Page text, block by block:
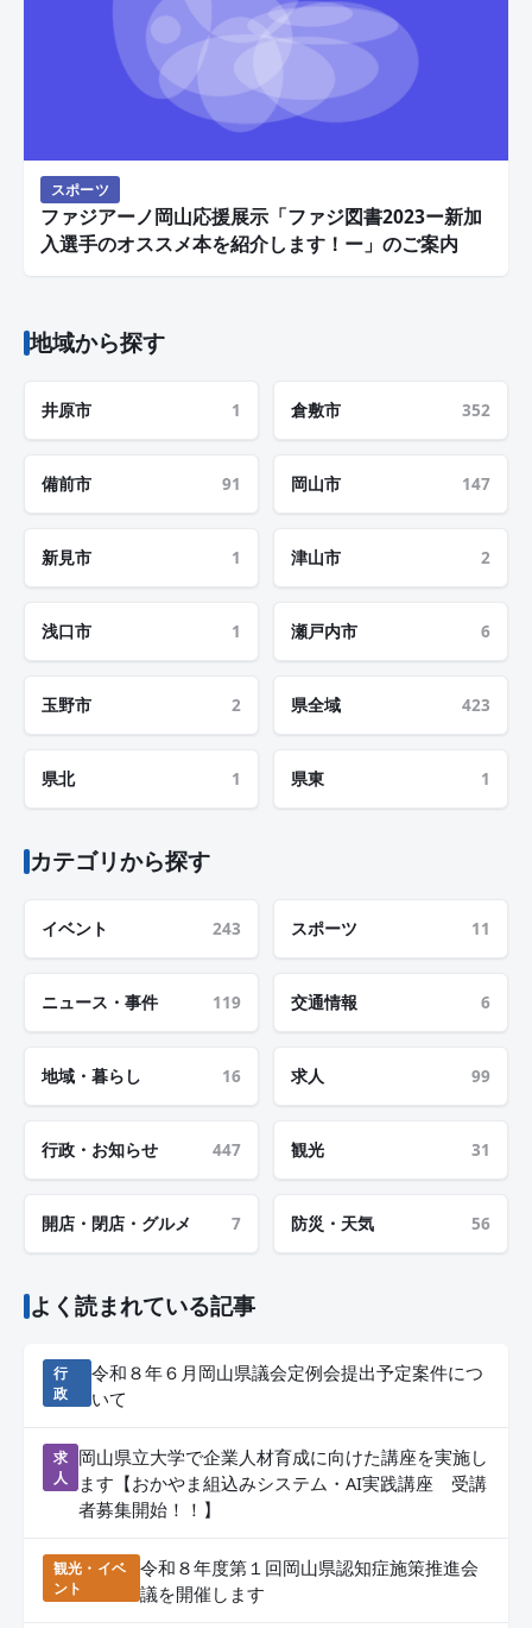
スポーツ
ファジアーノ岡山応援展示「ファジ図書2023ー新加
入選手のオススメ本を紹介します！ー」のご案内
地域から探す
井原市 1 倉敷市 352
備前市 91 岡山市 147
新見市 1 津山市 2
浅口市 1 瀬戸内市 6
玉野市 2 県全域 423
県北 1 県東 1
カテゴリから探す
イベント 243 スポーツ 11
ニュース・事件 119 交通情報 6
地域・暮らし 16 求人 99
行政・お知らせ 447 観光 31
開店・閉店・グルメ 7 防災・天気 56
よく読まれている記事
行
政
令和８年６月岡山県議会定例会提出予定案件につ
いて
求
人
岡山県立大学で企業人材育成に向けた講座を実施し
ます【おかやま組込みシステム・AI実践講座 受講
者募集開始！！】
観光・イベ
ント
令和８年度第１回岡山県認知症施策推進会
議を開催します